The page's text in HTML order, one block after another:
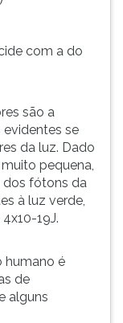
com a do
são a
se
da luz. Dado
pequena,
dos fótons da
à luz verde,
19J.
humano é
de
alguns